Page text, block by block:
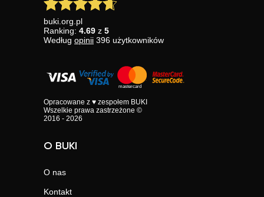
buki.org.pl
Ranking: 4.69 z 5
Według opinii 396 użytkowników
Opracowane z ♥ zespołem BUKI
Wszelkie prawa zastrzeżone ©
2016 - 2026
O BUKI
O nas
Kontakt